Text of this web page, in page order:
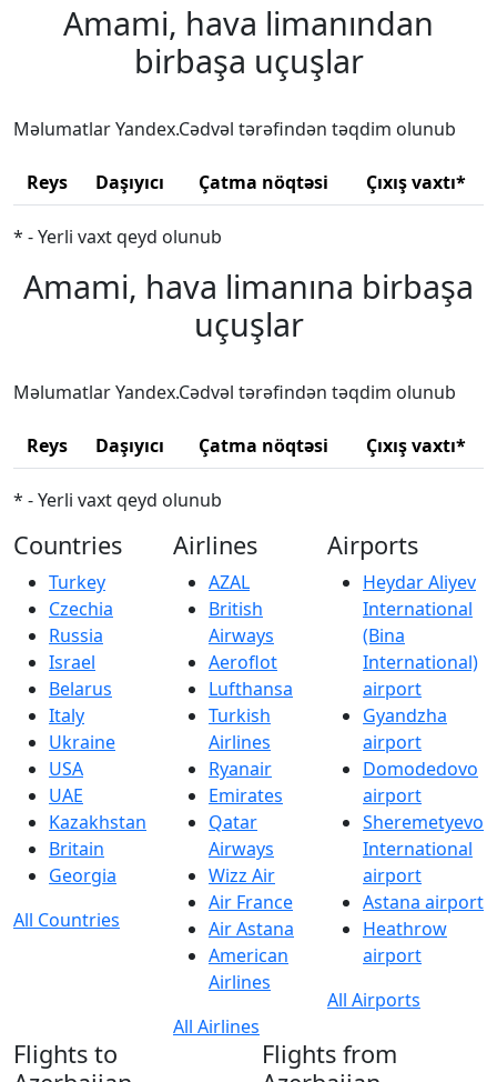
Amami, hava limanından
birbaşa uçuşlar
Məlumatlar Yandex.Cədvəl tərəfindən təqdim olunub
Reys Daşıyıcı Çatma nöqtəsi Çıxış vaxtı*
* - Yerli vaxt qeyd olunub
Amami, hava limanına birbaşa
uçuşlar
Məlumatlar Yandex.Cədvəl tərəfindən təqdim olunub
Reys Daşıyıcı Çatma nöqtəsi Çıxış vaxtı*
* - Yerli vaxt qeyd olunub
Countries
Turkey
Czechia
Russia
Israel
Belarus
Italy
Ukraine
USA
UAE
Kazakhstan
Britain
Georgia
All Countries
Airlines
AZAL
British
Airways
Aeroflot
Lufthansa
Turkish
Airlines
Ryanair
Emirates
Qatar
Airways
Wizz Air
Air France
Air Astana
American
Airlines
All Airlines
Airports
Heydar Aliyev
International
(Bina
International)
airport
Gyandzha
airport
Domodedovo
airport
Sheremetyevo
International
airport
Astana airport
Heathrow
airport
All Airports
Flights to
Flights from